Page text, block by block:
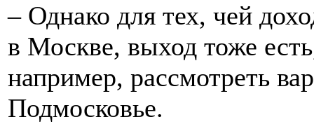
– Однако для тех, чей
в Москве, выход тоже
например, рассмотреть
Подмосковье.